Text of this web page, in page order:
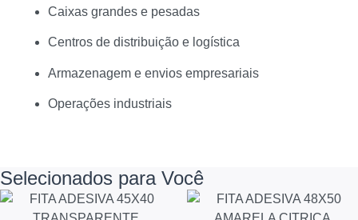
Caixas grandes e pesadas
Centros de distribuição e logística
Armazenagem e envios empresariais
Operações industriais
Selecionados para Você